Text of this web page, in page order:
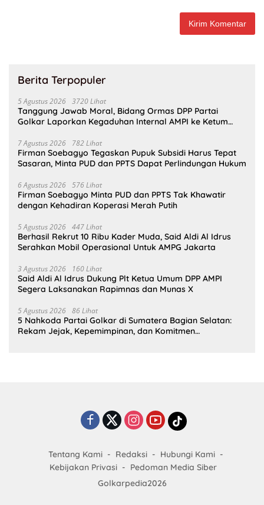
Berita Terpopuler
5 Agustus 2026 3720 Lihat
Tanggung Jawab Moral, Bidang Ormas DPP Partai
Golkar Laporkan Kegaduhan Internal AMPI ke Ketum
7 Agustus 2026 782 Lihat
Firman Soebagyo Tegaskan Pupuk Subsidi Harus Tepat
Sasaran, Minta PUD dan PPTS Dapat Perlindungan Hukum
6 Agustus 2026 576 Lihat
Firman Soebagyo Minta PUD dan PPTS Tak Khawatir
dengan Kehadiran Koperasi Merah Putih
5 Agustus 2026 447 Lihat
Berhasil Rekrut 10 Ribu Kader Muda, Said Aldi Al Idrus
Serahkan Mobil Operasional Untuk AMPG Jakarta
3 Agustus 2026 160 Lihat
Said Aldi Al Idrus Dukung Plt Ketua Umum DPP AMPI
Segera Laksanakan Rapimnas dan Munas X
5 Agustus 2026 86 Lihat
5 Nahkoda Partai Golkar di Sumatera Bagian Selatan:
Rekam Jejak, Kepemimpinan, dan Komitmen
Tentang Kami Redaksi
Hubungi Kami
Kebijakan Privasi
Pedoman Media Siber
Golkarpedia2026